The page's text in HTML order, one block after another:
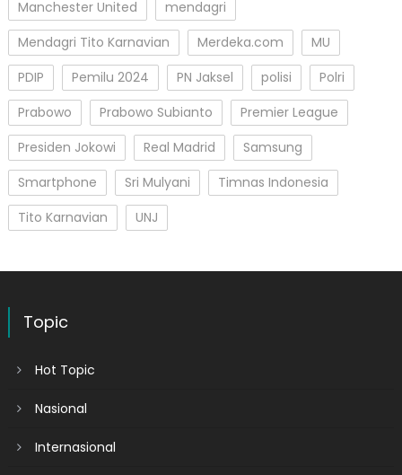
Manchester United
mendagri
Mendagri Tito Karnavian
Merdeka.com
MU
PDIP
Pemilu 2024 PN Jaksel polisi
Polri
Prabowo
Prabowo Subianto
Premier League
Presiden Jokowi
Real Madrid
Samsung
Smartphone
Sri Mulyani
Timnas Indonesia
Tito Karnavian
UNJ
Topic
Hot Topic
Nasional
Internasional